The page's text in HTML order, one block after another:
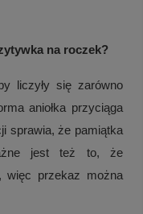
na roczek?
liczyły się zarówno
aniołka przyciąga
sprawia, że pamiątka
jest też to, że
więc przekaz można